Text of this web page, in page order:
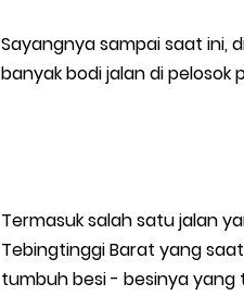
Sayangnya sampai saat ini,
banyak bodi jalan di
Termasuk salah satu jalan
Tebingtinggi Barat yang
tumbuh besi - besinya yang